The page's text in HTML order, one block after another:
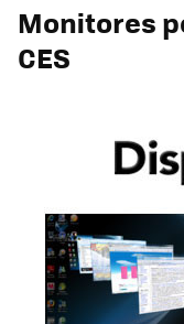
Monitores
CES